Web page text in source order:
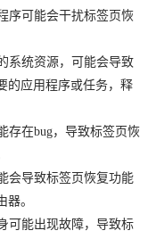
序可能会干扰标签页恢
系统资源，可能会导致
的应用程序或任务，释
存在bug，导致标签页恢
会导致标签页恢复功能
。
可能出现故障，导致标